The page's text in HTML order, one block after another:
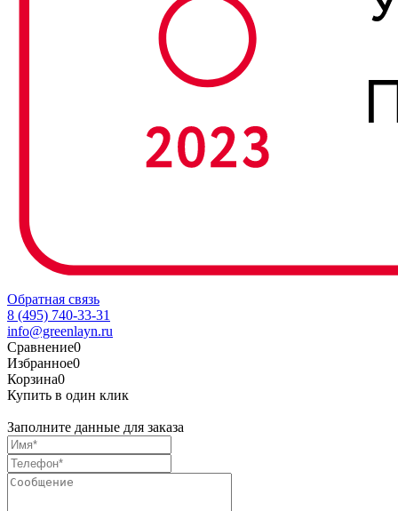
Обратная связь
8 (495) 740-33-31
info@greenlayn.ru
Сравнение0
Избранное0
Корзина0
Купить в один клик
Заполните данные для заказа